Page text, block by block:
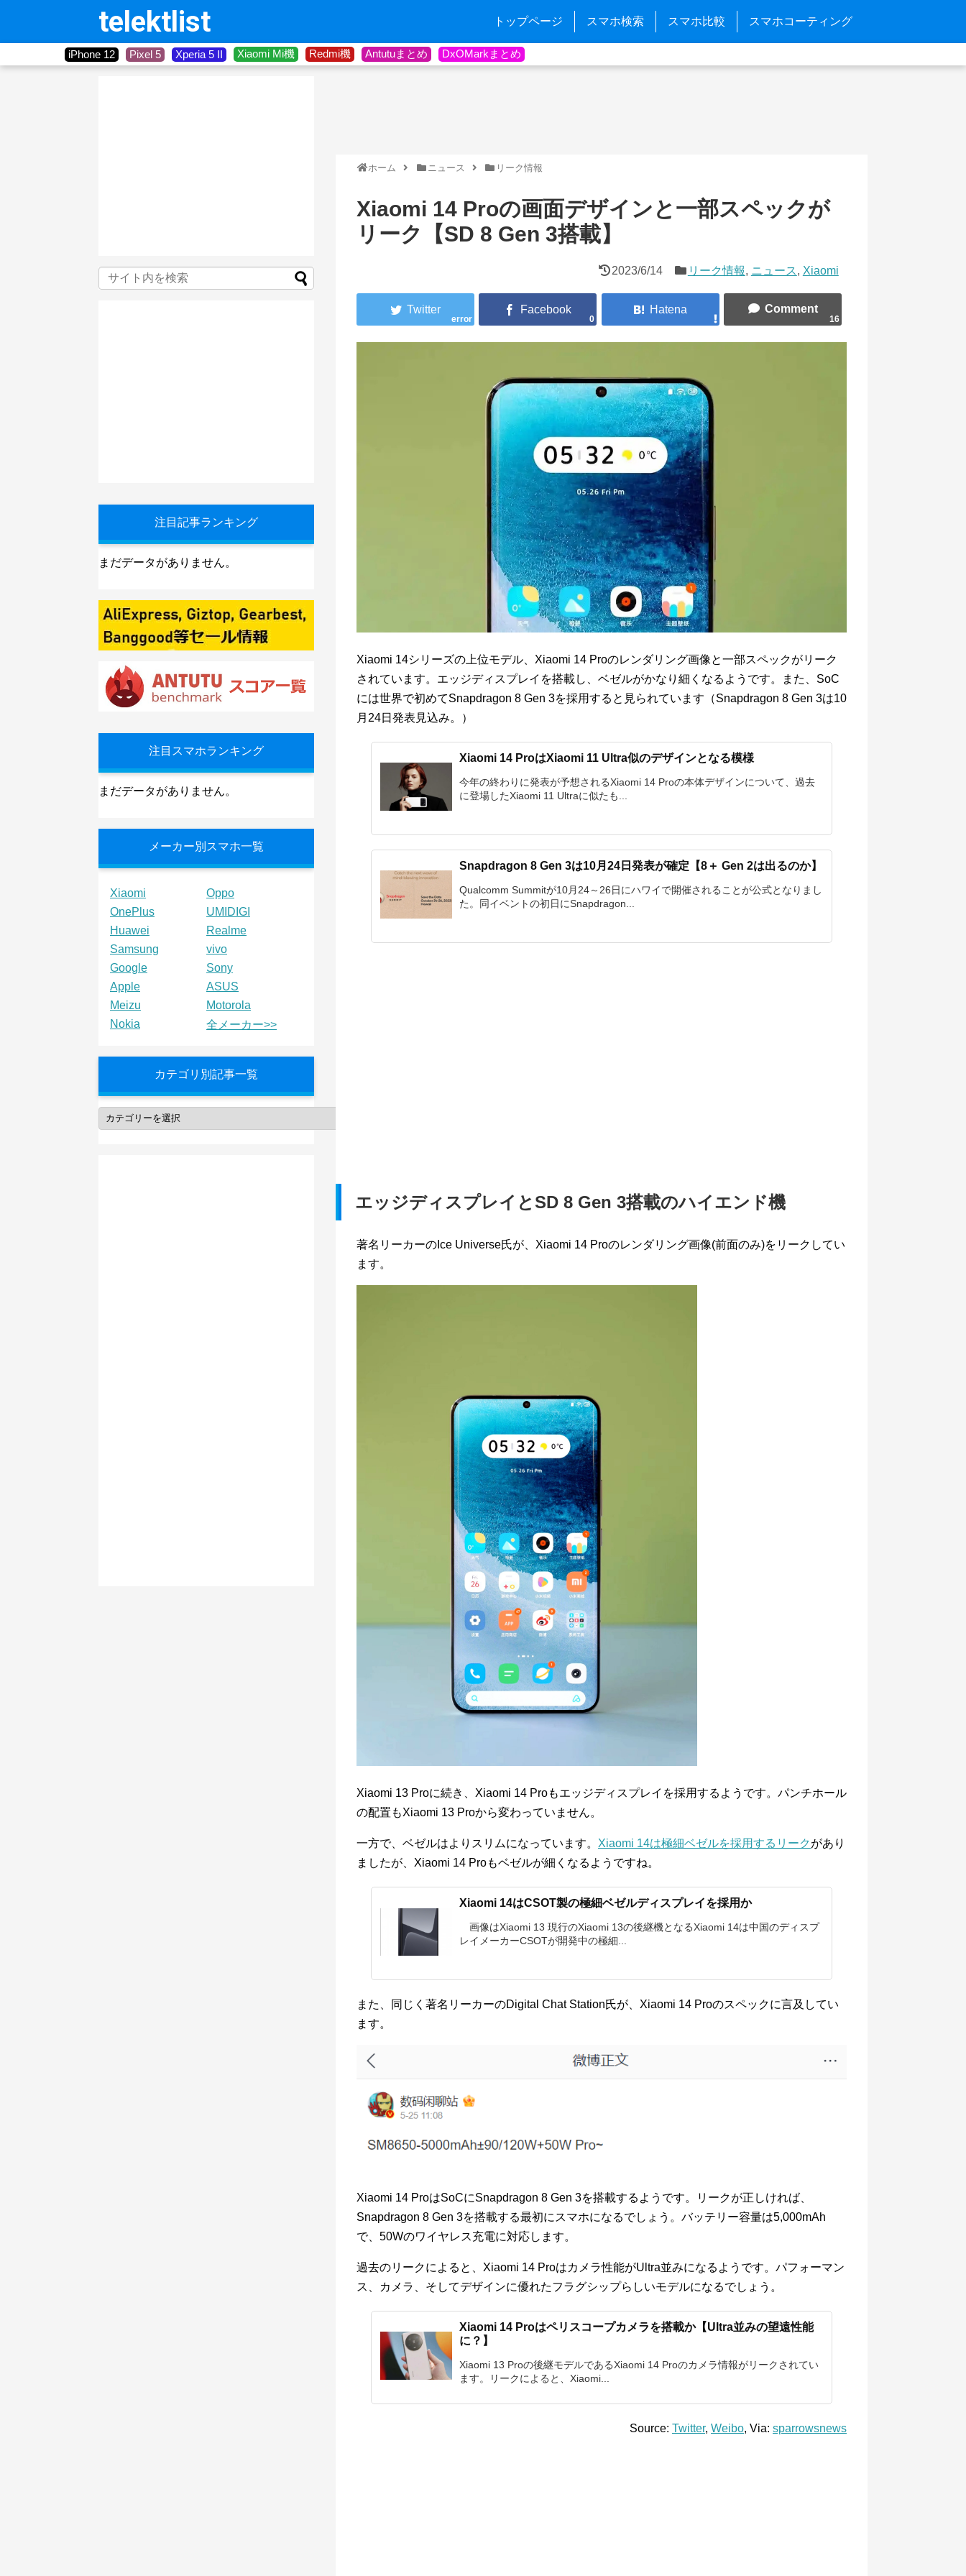
telektlist トップページ スマホ検索 スマホ比較 スマホコーティング
iPhone 12 Pixel 5 Xperia 5 II Xiaomi Mi機 Redmi機 Antutuまとめ DxOMarkまとめ
ホーム ニュース リーク情報
Xiaomi 14 Proの画面デザインと一部スペックが
リーク【SD 8 Gen 3搭載】
2023/6/14 リーク情報, ニュース, Xiaomi
error 0 16
Xiaomi 14シリーズの上位モデル、Xiaomi 14 Proのレンダリング画像と一部スペックがリーク
されています。エッジディスプレイを搭載し、ベゼルがかなり細くなるようです。また、SoC
には世界で初めてSnapdragon 8 Gen 3を採用すると見られています（Snapdragon 8 Gen 3は10
月24日発表見込み。）
Xiaomi 14 ProはXiaomi 11 Ultra似のデザインとなる模様
今年の終わりに発表が予想されるXiaomi 14 Proの本体デザインについて、過去
に登場したXiaomi 11 Ultraに似たも...
Snapdragon 8 Gen 3は10月24日発表が確定【8＋ Gen 2は出るのか】
Qualcomm Summitが10月24～26日にハワイで開催されることが公式となりまし
た。同イベントの初日にSnapdragon...
エッジディスプレイとSD 8 Gen 3搭載のハイエンド機
著名リーカーのIce Universe氏が、Xiaomi 14 Proのレンダリング画像(前面のみ)をリークしてい
ます。
Xiaomi 13 Proに続き、Xiaomi 14 Proもエッジディスプレイを採用するようです。パンチホール
の配置もXiaomi 13 Proから変わっていません。
一方で、ベゼルはよりスリムになっています。 Xiaomi 14は極細ベゼルを採用するリーク があり
ましたが、Xiaomi 14 Proもベゼルが細くなるようですね。
Xiaomi 14はCSOT製の極細ベゼルディスプレイを採用か
画像はXiaomi 13 現行のXiaomi 13の後継機となるXiaomi 14は中国のディスプ
レイメーカーCSOTが開発中の極細...
また、同じく著名リーカーのDigital Chat Station氏が、Xiaomi 14 Proのスペックに言及してい
ます。
Xiaomi 14 ProはSoCにSnapdragon 8 Gen 3を搭載するようです。リークが正しければ、
Snapdragon 8 Gen 3を搭載する最初にスマホになるでしょう。バッテリー容量は5,000mAh
で、50Wのワイヤレス充電に対応します。
過去のリークによると、Xiaomi 14 Proはカメラ性能がUltra並みになるようです。パフォーマン
ス、カメラ、そしてデザインに優れたフラグシップらしいモデルになるでしょう。
Xiaomi 14 Proはペリスコープカメラを搭載か【Ultra並みの望遠性能
に？】
Xiaomi 13 Proの後継モデルであるXiaomi 14 Proのカメラ情報がリークされてい
ます。リークによると、Xiaomi...
Source: Twitter, Weibo, Via: sparrowsnews
注目記事ランキング
まだデータがありません。
注目スマホランキング
まだデータがありません。
メーカー別スマホ一覧
Xiaomi
Oppo
OnePlus
UMIDIGI
Huawei
Realme
Samsung
vivo
Google
Sony
Apple
ASUS
Meizu
Motorola
Nokia
全メーカー>>
カテゴリ別記事一覧